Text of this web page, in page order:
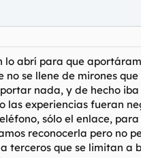
lo abrí para que
no se llene de mirones que
nada, y de hecho
las experiencias fueran
sólo el enlace, para
reconocerla pero no
terceros que se limitan a